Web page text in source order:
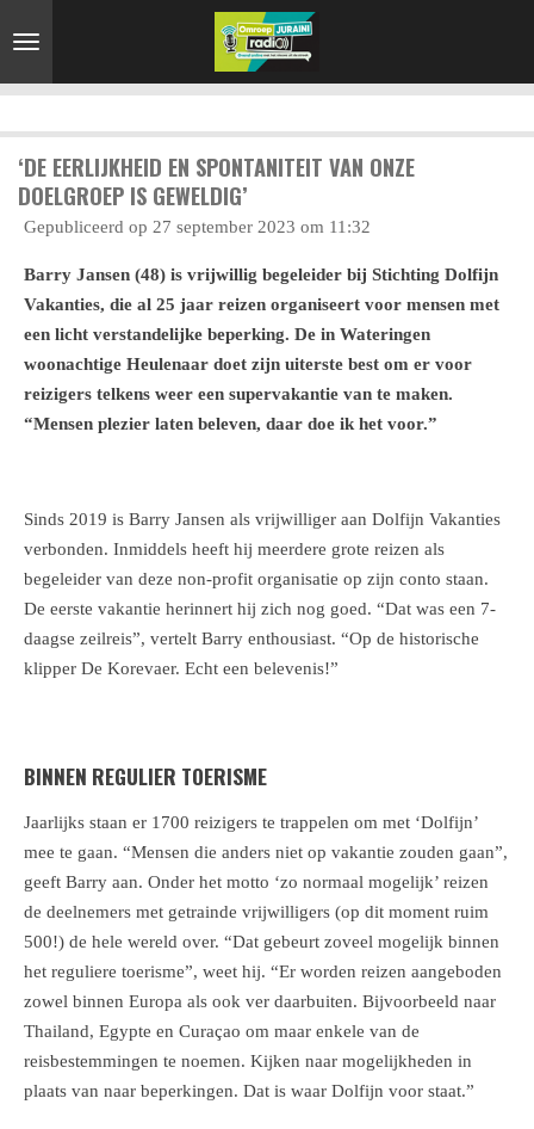
direct
naar
‘DE EERLIJKHEID EN SPONTANITEIT VAN ONZE
DOELGROEP IS GEWELDIG’
Gepubliceerd op 27 september 2023 om 11:32
Barry Jansen (48) is vrijwillig begeleider bij Stichting Dolfijn
Vakanties, die al 25 jaar reizen organiseert voor mensen met
een licht verstandelijke beperking. De in Wateringen
woonachtige Heulenaar doet zijn uiterste best om er voor
reizigers telkens weer een supervakantie van te maken.
“Mensen plezier laten beleven, daar doe ik het voor.”
Sinds 2019 is Barry Jansen als vrijwilliger aan Dolfijn Vakanties
verbonden. Inmiddels heeft hij meerdere grote reizen als
begeleider van deze non-profit organisatie op zijn conto staan.
De eerste vakantie herinnert hij zich nog goed. “Dat was een 7-
daagse zeilreis”, vertelt Barry enthousiast. “Op de historische
klipper De Korevaer. Echt een belevenis!”
BINNEN REGULIER TOERISME
Jaarlijks staan er 1700 reizigers te trappelen om met ‘Dolfijn’
mee te gaan. “Mensen die anders niet op vakantie zouden gaan”,
geeft Barry aan. Onder het motto ‘zo normaal mogelijk’ reizen
de deelnemers met getrainde vrijwilligers (op dit moment ruim
500!) de hele wereld over. “Dat gebeurt zoveel mogelijk binnen
het reguliere toerisme”, weet hij. “Er worden reizen aangeboden
zowel binnen Europa als ook ver daarbuiten. Bijvoorbeeld naar
Thailand, Egypte en Curaçao om maar enkele van de
reisbestemmingen te noemen. Kijken naar mogelijkheden in
plaats van naar beperkingen. Dat is waar Dolfijn voor staat.”